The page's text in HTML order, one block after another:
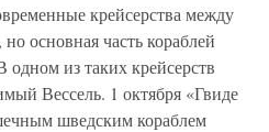
крейсерства между
основная часть кораблей
одном из таких крейсерств
Вессель. 1 октября «Гвиде
шведским кораблем